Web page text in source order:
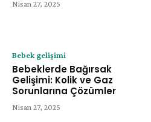
Nisan 27, 2025
Bebek gelişimi
Bebeklerde Bağırsak
Gelişimi: Kolik ve Gaz
Sorunlarına Çözümler
Nisan 27, 2025